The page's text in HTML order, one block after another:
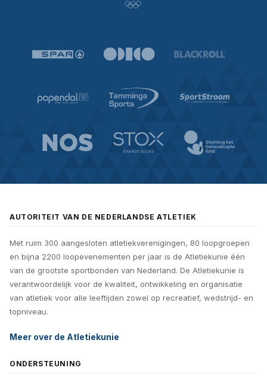
AUTORITEIT VAN DE NEDERLANDSE ATLETIEK
Met ruim 300 aangesloten atletiekverenigingen, 80 loopgroepen
en bijna 2200 loopevenementen per jaar is de Atletiekunie één
van de grootste sportbonden van Nederland. De Atletiekunie is
verantwoordelijk voor de kwaliteit, ontwikkeling en organisatie
van atletiek voor alle leeftijden zowel op recreatief, wedstrijd- en
topniveau.
Meer over de Atletiekunie
ONDERSTEUNING